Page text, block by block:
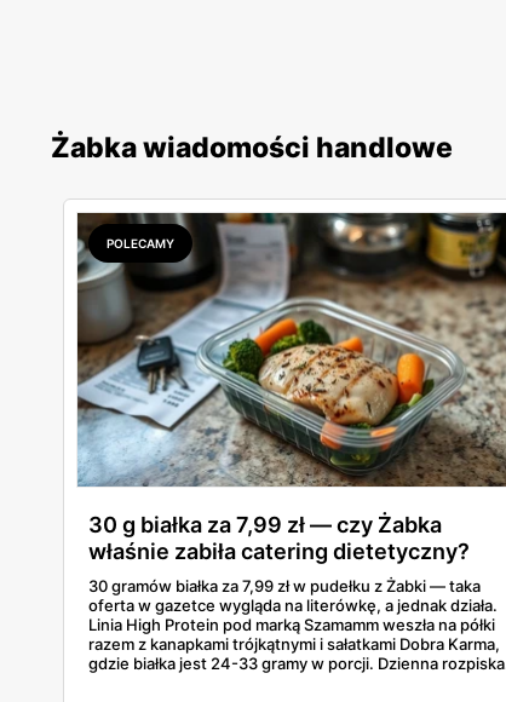
Żabka wiadomości handlowe
POLECAMY
30 g białka za 7,99 zł — czy Żabka
właśnie zabiła catering dietetyczny?
30 gramów białka za 7,99 zł w pudełku z Żabki — taka
oferta w gazetce wygląda na literówkę, a jednak działa.
Linia High Protein pod marką Szamamm weszła na półki
razem z kanapkami trójkątnymi i sałatkami Dobra Karma,
gdzie białka jest 24-33 gramy w porcji. Dzienna rozpiska